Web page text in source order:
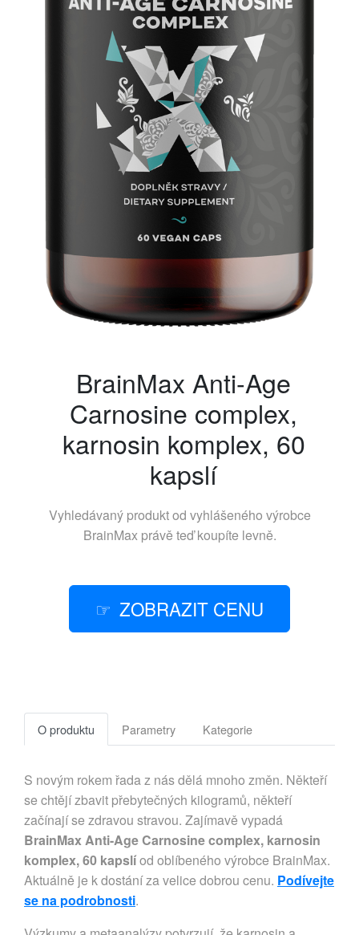
BrainMax Anti-Age
Carnosine complex,
karnosin komplex, 60
kapslí
Vyhledávaný produkt od vyhlášeného výrobce
BrainMaxprávě teď koupíte levně.
ZOBRAZIT CENU
O produktu Parametry Kategorie
S novým rokem řada z nás dělá mnoho změn. Někteří
se chtějí zbavit přebytečných kilogramů, někteří
začínají se zdravou stravou. Zajímavě vypadá
BrainMax Anti-Age Carnosine complex, karnosin
komplex, 60 kapslíod oblíbeného výrobce BrainMax.
Aktuálně je k dostání za velice dobrou cenu. Podívejte
se na podrobnosti.